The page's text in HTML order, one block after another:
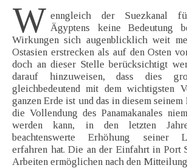
W enngleich der Suezkanal
Ägyptens keine Bedeutung
Wirkungen sich augenblicklich weit
Ostasien erstrecken als auf den Osten
doch an dieser Stelle berücksichtigt
darauf hinzuweisen, dass dies
gleichbedeutend mit dem wichtigsten
ganzen Erde ist und das in diesem seinem
die Vollendung des Panamakanales
werden kann, in den letzten
beachtenswerte Erhöhung seiner
erfahren hat. Die an der Einfahrt in Port
Arbeiten ermöglichen nach den